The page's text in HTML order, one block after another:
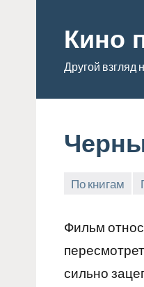
содержимому
Кино
Другой
По книгам
Фильм
сильно